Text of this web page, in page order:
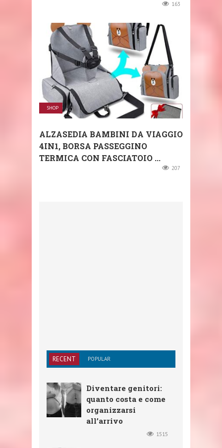
163
SHOP
ALZASEDIA BAMBINI DA VIAGGIO
4IN1, BORSA PASSEGGINO
TERMICA CON FASCIATOIO ...
207
RECENT POPULAR
Diventare genitori:
quanto costa e come
organizzarsi
all’arrivo
1515